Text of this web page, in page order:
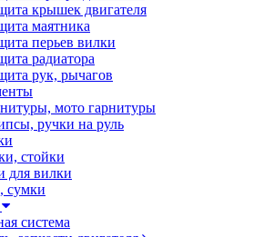
крышек двигателя
маятника
перьев вилки
радиатора
рук, рычагов
мото гарнитуры
ручки на руль
стойки
для вилки
сумки
система